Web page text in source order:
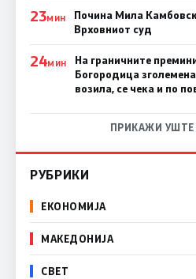
23МИН
Почина Мила
Врховниот суд
24МИН
На граничните
Богородица
возила, се чека и по
ПРИКАЖИ УШТЕ
РУБРИКИ
ЕКОНОМИЈА
МАКЕДОНИЈА
СВЕТ